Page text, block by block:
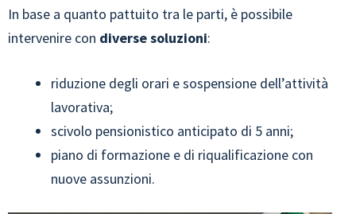
In base a quanto pattuito tra le parti, è possibile
intervenire con diverse soluzioni:
riduzione degli orari e sospensione dell’attività
lavorativa;
scivolo pensionistico anticipato di 5 anni;
piano di formazione e di riqualificazione con
nuove assunzioni.